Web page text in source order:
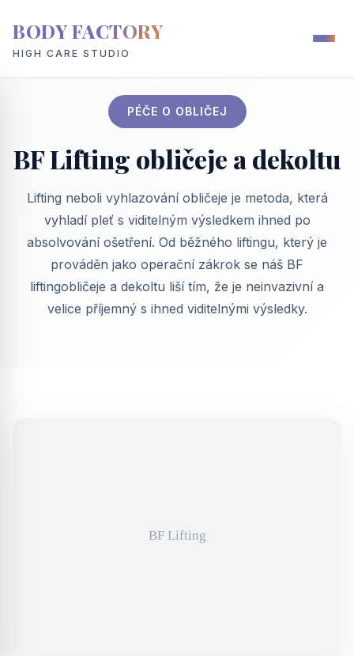
BODY FACTORY
HIGH CARE STUDIO
PÉČE O OBLIČEJ
BF Lifting obličeje a dekoltu
Lifting neboli vyhlazování obličeje je metoda, která
vyhladí pleť s viditelným výsledkem ihned po
absolvování ošetření. Od běžného liftingu, který je
prováděn jako operační zákrok se náš BF
liftingobličeje a dekoltu liší tím, že je neinvazivní a
velice příjemný s ihned viditelnými výsledky.